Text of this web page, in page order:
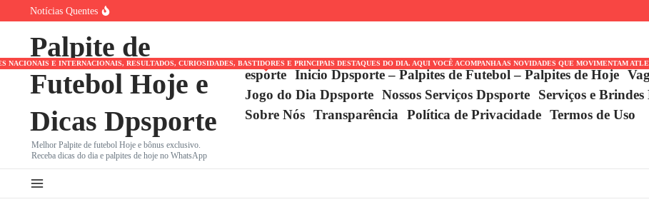
Ir para o conteúdo
Notícias Quentes
Marcos Antônio do São Paulo Chora Após Derrota para o
Bia Haddad Maia: Tenista Brasileira Anuncia Pausa de Seis Meses
Palpite de
Futebol Hoje e
Dicas Dpsporte
Melhor Palpite de futebol Hoje e bônus exclusivo.
Receba dicas do dia e palpites de hoje no WhatsApp
esporte
E INTERNACIONAIS, RESULTADOS, CURIOSIDADES, BASTIDORES E PRINCIPAIS DESTAQUES DO DIA. AQUI VOCÊ ACOMPANHA AS NOVIDADES QUE MOVIMENTAM
Inicio Dpsporte – Palpites de Futebol – Palpites de Hoje
Jogo do Dia Dpsporte Nossos Serviços Dpsporte Serviços e
Sobre Nós Transparência Política de Privacidade Termos de Uso